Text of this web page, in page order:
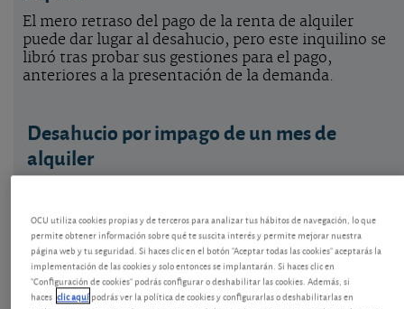
El mero retraso del pago de la renta de alquiler
puede dar lugar al desahucio, pero este inquilino se
libró tras probar sus gestiones para el pago,
anteriores a la presentación de la demanda.
Desahucio por impago de un mes de
alquiler
renta de alquiler con el impago y eso puede dar
lugar a una condena de desahucio del inquilino. El
contrato de alquiler fija el plazo de pago de la renta
cada mes, y por defecto la Ley de Arrendamientos
Urbanos (LAU) prevé el pago en los 7 primeros días
OCU utiliza cookies propias y de terceros para analizar tus hábitos de navegación, lo que
permite obtener información sobre qué te suscita interés y permite mejorar nuestra
página web y tu seguridad. Si haces clic en el botón "Aceptar todas las cookies" aceptarás la
implementación de las cookies y solo entonces se implantarán. Si haces clic en
"Configuración de cookies" podrás configurar o deshabilitar las cookies. Además, si
haces clic aquípodrás ver la política de cookies y configurarlas o deshabilitarlas en